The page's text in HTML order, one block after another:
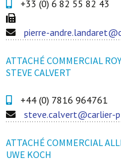
+33 (0) 6 82 55 82 43
pierre-
ATTACHÉ COMMERCIAL
STEVE CALVERT
+44 (0) 7816 964761
steve.calvert@carlier-
ATTACHÉ COMMERCIAL
UWE KOCH